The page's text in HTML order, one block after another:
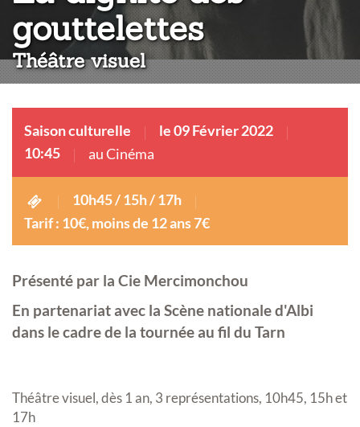
gouttelettes:
Théâtre visuel
Saison culturelle
le 09 Février 2022
10:45
au Cinéma
10h45 / 15h / 17h
Tarif : 10€, moins de 12 ans 7€
Présenté par la Cie Mercimonchou
En partenariat avec la Scène nationale d'Albi
dans le cadre de la tournée au fil du Tarn
Théâtre visuel, dès 1 an, 3 représentations, 10h45, 15h et
17h